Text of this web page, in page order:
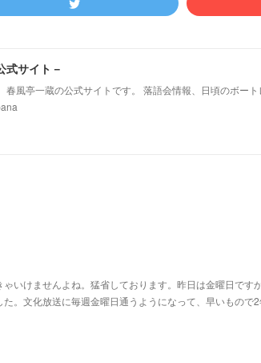
式サイト－
風亭一蔵の公式サイトです。 落語会情報、日頃のボート
いけませんよね。猛省しております。昨日は金曜日です
。文化放送に毎週金曜日通うようになって、早いもので2